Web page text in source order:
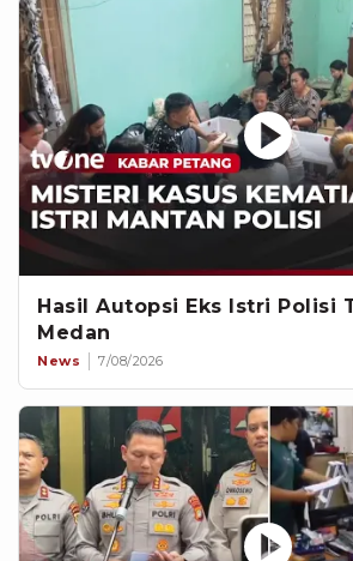
Hasil Autopsi Eks Istri Polisi
Medan
News 7/08/2026